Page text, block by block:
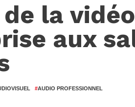
la vidéo
aux
#AUDIO PROFESSIONNEL